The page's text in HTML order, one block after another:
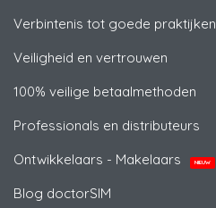
Verbintenis tot goede praktijken
Veiligheid en vertrouwen
100% veilige betaalmethoden
Professionals en distributeurs
Ontwikkelaars - Makelaars
NIEUW
Blog doctorSIM